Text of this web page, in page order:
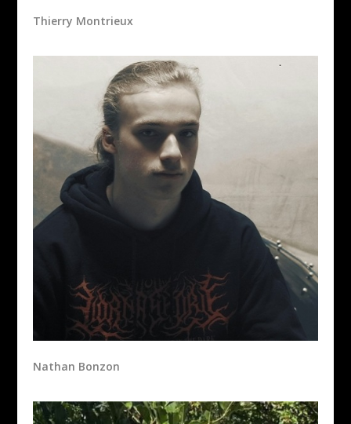
Thierry Montrieux
Nathan Bonzon